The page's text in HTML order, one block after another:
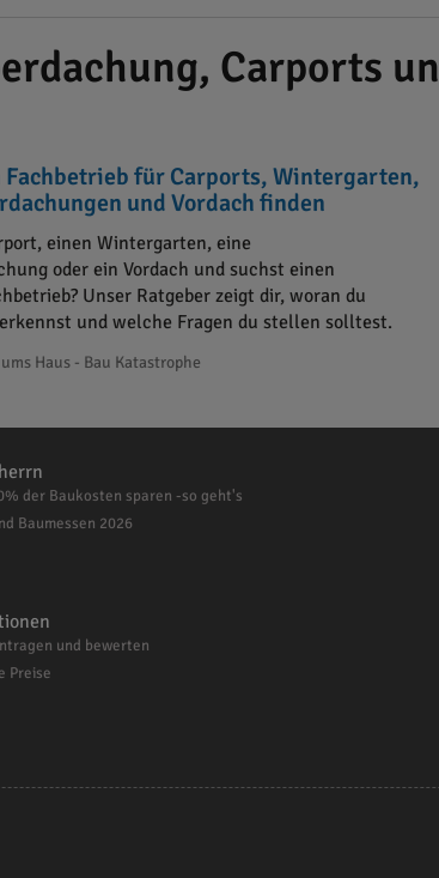
Carports
für Carports, Wintergarten,
und Vordach finden
einen Wintergarten, eine
oder ein Vordach und suchst einen
Unser Ratgeber zeigt dir, woran du
und welche Fragen du stellen solltest.
Haus - Bau Katastrophe
der Baukosten sparen -so geht's
Baumessen 2026
und bewerten
Preise